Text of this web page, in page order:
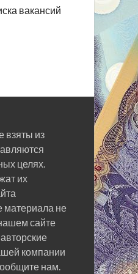
вакансий
взяты из
целях.
их
материала не
сайте
компании
нам.